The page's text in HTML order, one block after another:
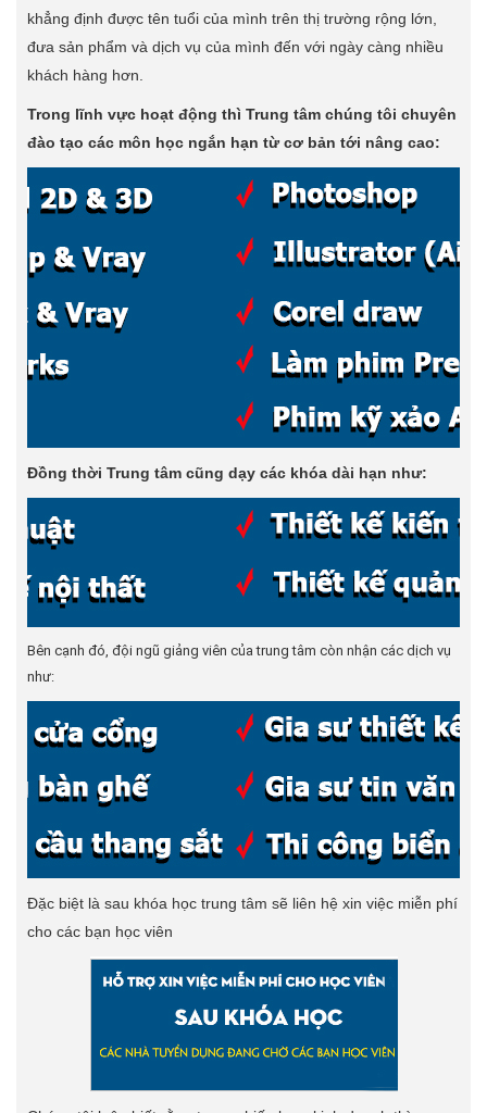
khẳng định được tên tuổi của mình trên thị trường rộng lớn,
đưa sản phẩm và dịch vụ của mình đến với ngày càng nhiều
khách hàng hơn.
Trong lĩnh vực hoạt động thì Trung tâm chúng tôi chuyên
đào tạo các môn học ngắn hạn từ cơ bản tới nâng cao:
Đồng thời Trung tâm cũng dạy các khóa dài hạn như:
Bên cạnh đó, đội ngũ giảng viên của trung tâm còn nhận các dịch vụ
như:
Đặc biệt là sau khóa học trung tâm sẽ liên hệ xin việc miễn phí
cho các bạn học viên